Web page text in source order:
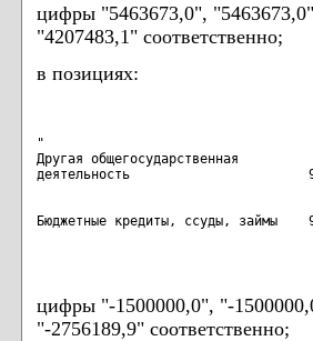
цифры "5463673,0",
"4207483,1" соответственно;
в позициях:
"
Другая общегосударственная
Бюджетные кредиты, ссуды,
цифры "-1500000,0", "-
"-2756189,9" соответственно;